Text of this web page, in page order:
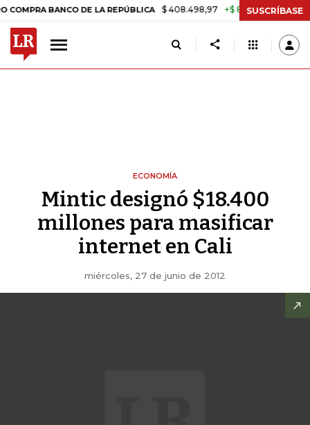
BANCO DE LA REPÚBLICA $ 408.498,97 +$ 8.753,81 +2,19%
SUSCRÍBASE
ECONOMÍA
Mintic designó $18.400
millones para masificar
internet en Cali
miércoles, 27 de junio de 2012